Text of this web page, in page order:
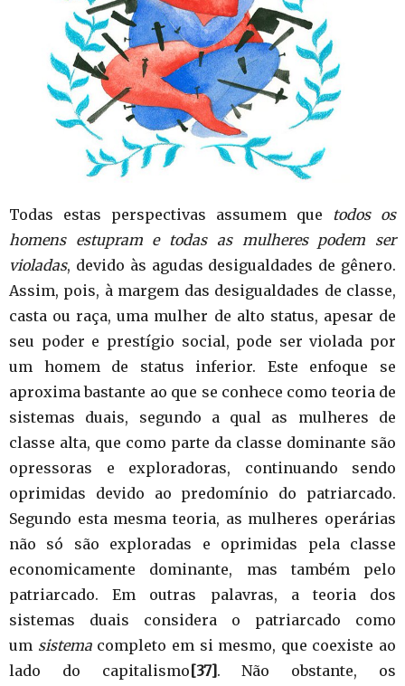
Todas estas perspectivas assumem que todos os
homens estupram e todas as mulheres podem ser
violadas, devido às agudas desigualdades de gênero.
Assim, pois, à margem das desigualdades de classe,
casta ou raça, uma mulher de alto status, apesar de
seu poder e prestígio social, pode ser violada por
um homem de status inferior. Este enfoque se
aproxima bastante ao que se conhece como teoria de
sistemas duais, segundo a qual as mulheres de
classe alta, que como parte da classe dominante são
opressoras e exploradoras, continuando sendo
oprimidas devido ao predomínio do patriarcado.
Segundo esta mesma teoria, as mulheres operárias
não só são exploradas e oprimidas pela classe
economicamente dominante, mas também pelo
patriarcado. Em outras palavras, a teoria dos
sistemas duais considera o patriarcado como
um sistema completo em si mesmo, que coexiste ao
lado do capitalismo [37] . Não obstante, os